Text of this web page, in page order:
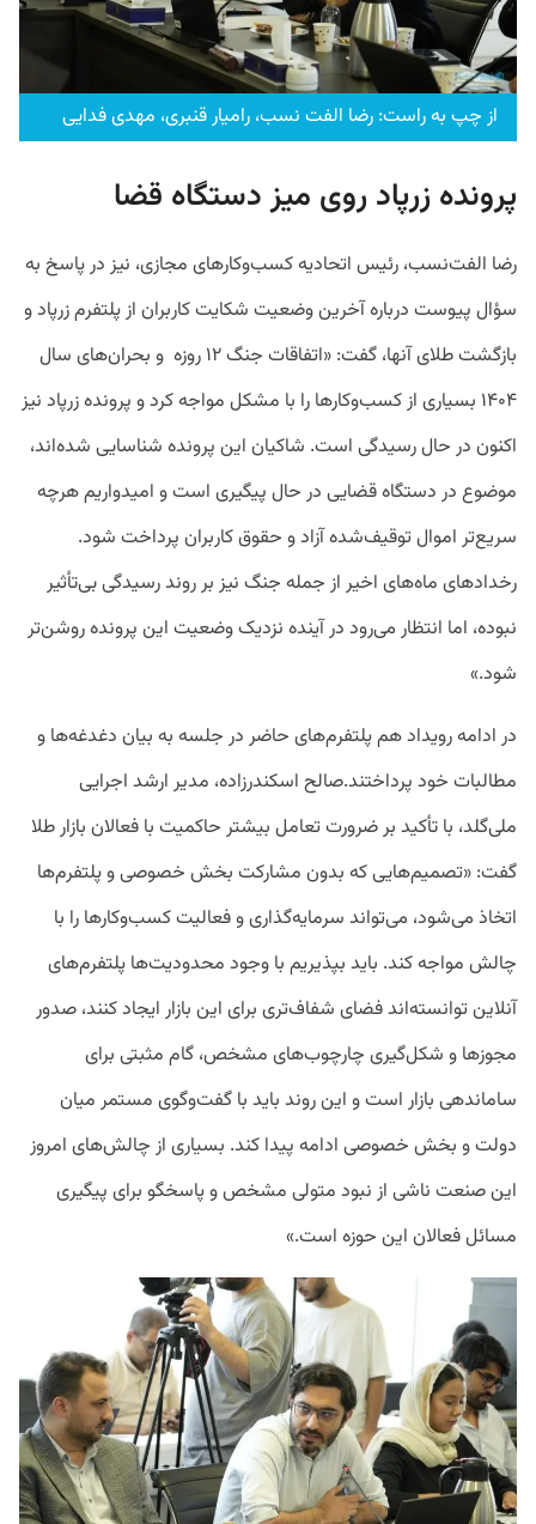
از چپ به راست: رضا الفت نسب، رامیار قنبری، مهدی فدایی
پرونده زرپاد روی میز دستگاه قضا
رضا الفت‌نسب، رئیس اتحادیه کسب‌وکارهای مجازی، نیز در پاسخ به
سؤال پیوست درباره آخرین وضعیت شکایت کاربران از پلتفرم زرپاد و
بازگشت طلای آنها، گفت: «اتفاقات جنگ ۱۲ روزه و بحران‌های سال
۱۴۰۴ بسیاری از کسب‌وکارها را با مشکل مواجه کرد و پرونده زرپاد نیز
اکنون در حال رسیدگی است. شاکیان این پرونده شناسایی شده‌اند،
موضوع در دستگاه قضایی در حال پیگیری است و امیدواریم هرچه
سریع‌تر اموال توقیف‌شده آزاد و حقوق کاربران پرداخت شود.
رخدادهای ماه‌های اخیر از جمله جنگ نیز بر روند رسیدگی بی‌تأثیر
نبوده، اما انتظار می‌رود در آینده نزدیک وضعیت این پرونده روشن‌تر
شود.»
در ادامه رویداد هم پلتفرم‌های حاضر در جلسه به بیان دغدغه‌ها و
مطالبات خود پرداختند.صالح اسکندرزاده، مدیر ارشد اجرایی
ملی‌گلد، با تأکید بر ضرورت تعامل بیشتر حاکمیت با فعالان بازار طلا
گفت: «تصمیم‌هایی که بدون مشارکت بخش خصوصی و پلتفرم‌ها
اتخاذ می‌شود، می‌تواند سرمایه‌گذاری و فعالیت کسب‌وکارها را با
چالش مواجه کند. باید بپذیریم با وجود محدودیت‌ها پلتفرم‌های
آنلاین توانسته‌اند فضای شفاف‌تری برای این بازار ایجاد کنند، صدور
مجوزها و شکل‌گیری چارچوب‌های مشخص، گام مثبتی برای
ساماندهی بازار است و این روند باید با گفت‌وگوی مستمر میان
دولت و بخش خصوصی ادامه پیدا کند. بسیاری از چالش‌های امروز
این صنعت ناشی از نبود متولی مشخص و پاسخگو برای پیگیری
مسائل فعالان این حوزه است.»